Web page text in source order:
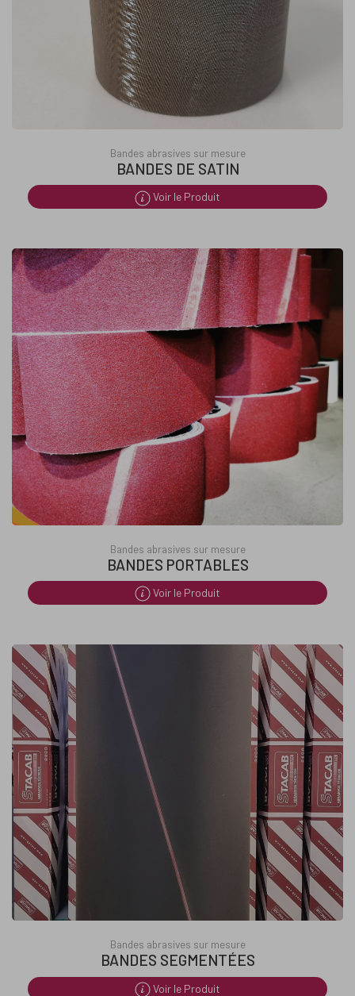
Bandes abrasives sur mesure
BANDES DE SATIN
Voir le Produit
Bandes abrasives sur mesure
BANDES PORTABLES
Voir le Produit
Bandes abrasives sur mesure
BANDES SEGMENTÉES
Voir le Produit